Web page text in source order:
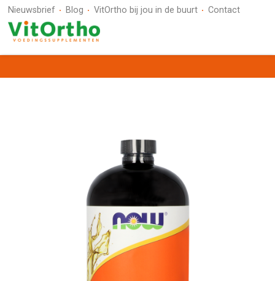
Nieuwsbrief Blog VitOrtho bij jou in de buurt Contact